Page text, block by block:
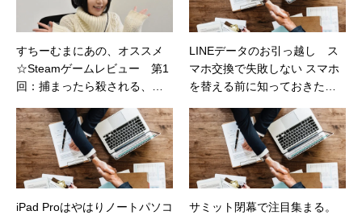
すちーむまにあの、オススメ
☆Steamゲームレビュー 第1
回：捕まったら殺される、命
light」
LINEデータのお引っ越し ス
マホ交換で失敗しない スマホ
を替える前に知っておきたいLI
E）
iPad Proはやはりノートパソコ
サミット閉幕で注目集まる。